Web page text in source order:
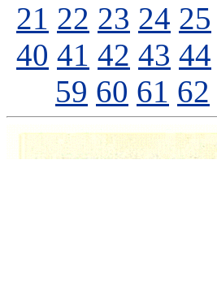
21 22 23 24 25
40 41 42 43 44
59 60 61 62